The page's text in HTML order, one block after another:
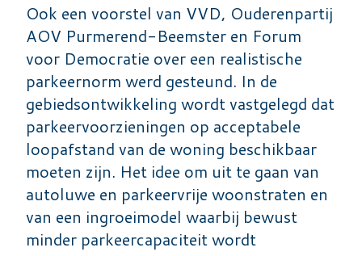
Ook een voorstel van VVD, Ouderenpartij
AOV Purmerend-Beemster en Forum
voor Democratie over een realistische
parkeernorm werd gesteund. In de
gebiedsontwikkeling wordt vastgelegd dat
parkeervoorzieningen op acceptabele
loopafstand van de woning beschikbaar
moeten zijn. Het idee om uit te gaan van
autoluwe en parkeervrije woonstraten en
van een ingroeimodel waarbij bewust
minder parkeercapaciteit wordt